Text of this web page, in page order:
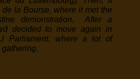
la Bourse, where it met the
demonstration. After a
decided to move again in
Parliament, where a lot of